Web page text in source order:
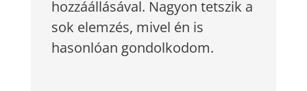
hozzáállásával. Nagyon tetszik a
sok elemzés, mivel én is
hasonlóan gondolkodom.